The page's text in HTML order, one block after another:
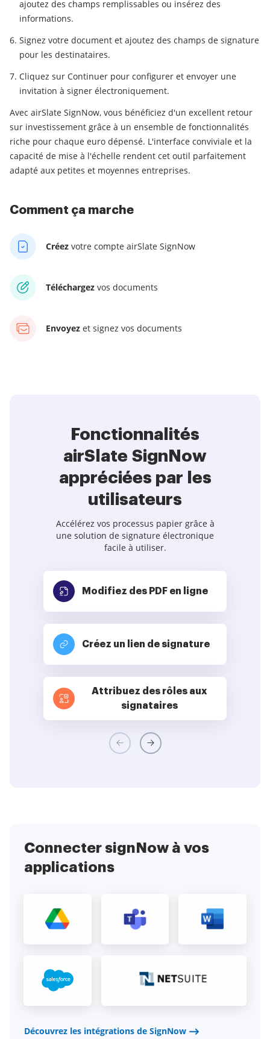
ajoutez des champs remplissables ou insérez des
informations.
Signez votre document et ajoutez des champs de signature
pour les destinataires.
Cliquez sur Continuer pour configurer et envoyer une
invitation à signer électroniquement.
Avec airSlate SignNow, vous bénéficiez d'un excellent retour
sur investissement grâce à un ensemble de fonctionnalités
riche pour chaque euro dépensé. L'interface conviviale et la
capacité de mise à l'échelle rendent cet outil parfaitement
adapté aux petites et moyennes entreprises.
Comment ça marche
Créez votre compte airSlate SignNow
Téléchargez vos documents
Envoyez et signez vos documents
Fonctionnalités
airSlate SignNow
appréciées par les
utilisateurs
Accélérez vos processus papier grâce à
une solution de signature électronique
facile à utiliser.
Modifiez des PDF en ligne
Créez un lien de signature
Attribuez des rôles aux
signataires
Connecter signNow à vos
applications
Découvrez les intégrations de SignNow